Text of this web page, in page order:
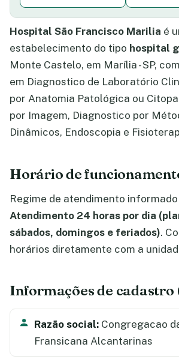
Hospital São Francisco Marilia é
estabelecimento do tipo hospital
Monte Castelo, em Marília - SP,
em Diagnostico de Laboratório
por Anatomia Patológica ou
por Imagem, Diagnostico por
Dinâmicos, Endoscopia e
Horário de
Regime de atendimento informado
Atendimento 24 horas por dia
sábados, domingos e feriados).
horários diretamente com a
Informações de cadastro
Razão social: Congregacao
Fransicana Alcantarinas